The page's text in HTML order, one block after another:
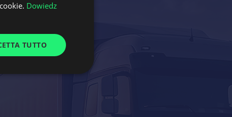
ENGLISH
UKRAINIAN
Dowiedz
TUTTO